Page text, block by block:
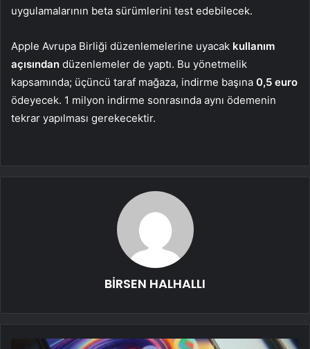
uygulamalarının beta sürümlerini test edebilecek.
Apple Avrupa Birliği düzenlemelerine uyacak kullanım
açısından düzenlemeler de yaptı. Bu yönetmelik
kapsamında; üçüncü taraf mağaza, indirme başına 0,5 euro
ödeyecek. 1 milyon indirme sonrasında aynı ödemenin
tekrar yapılması gerekecektir.
BİRSEN HALHALLI